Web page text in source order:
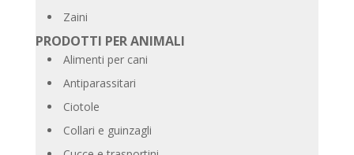
Zaini
PRODOTTI PER ANIMALI
Alimenti per cani
Antiparassitari
Ciotole
Collari e guinzagli